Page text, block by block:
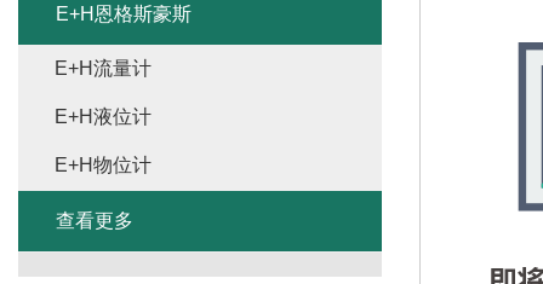
E+H恩格斯豪斯
E+H流量计
E+H液位计
E+H物位计
查看更多